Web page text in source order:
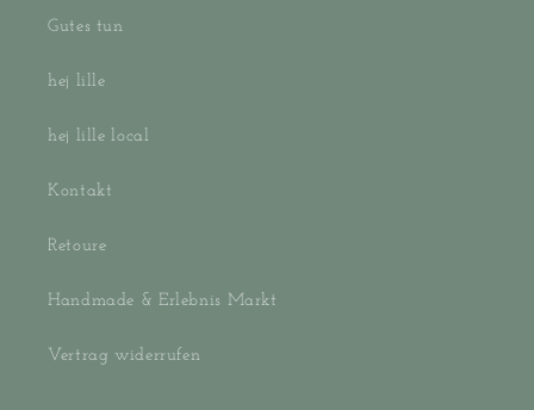
Gutes tun
hej lille
hej lille local
Kontakt
Retoure
Handmade & Erlebnis Markt
Vertrag widerrufen